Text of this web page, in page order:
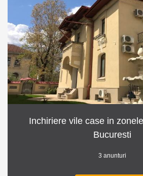
Inchiriere vile case in
Bucuresti
3 anunturi